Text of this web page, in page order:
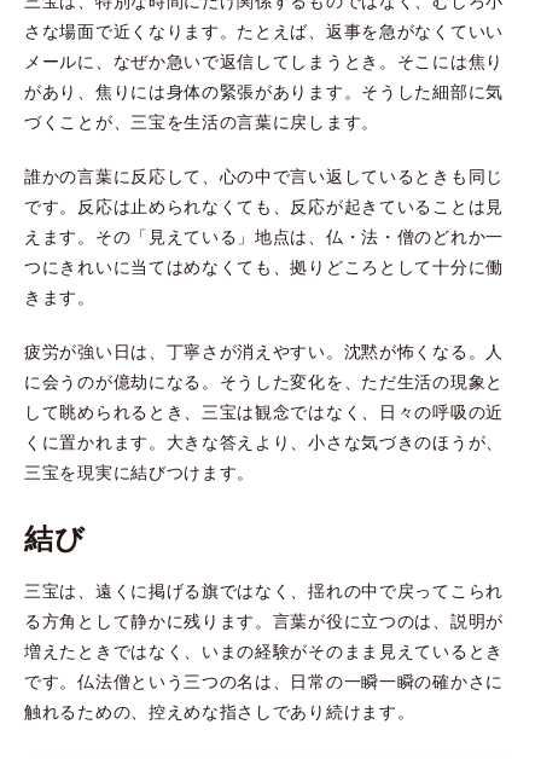
さな場面で近くなります。たとえば、返事を急がなくていい
メールに、なぜか急いで返信してしまうとき。そこには焦り
があり、焦りには身体の緊張があります。そうした細部に気
づくことが、三宝を生活の言葉に戻します。
誰かの言葉に反応して、心の中で言い返しているときも同じ
です。反応は止められなくても、反応が起きていることは見
えます。その「見えている」地点は、仏・法・僧のどれか一
つにきれいに当てはめなくても、拠りどころとして十分に働
きます。
疲労が強い日は、丁寧さが消えやすい。沈黙が怖くなる。人
に会うのが億劫になる。そうした変化を、ただ生活の現象と
して眺められるとき、三宝は観念ではなく、日々の呼吸の近
くに置かれます。大きな答えより、小さな気づきのほうが、
三宝を現実に結びつけます。
結び
三宝は、遠くに掲げる旗ではなく、揺れの中で戻ってこられ
る方角として静かに残ります。言葉が役に立つのは、説明が
増えたときではなく、いまの経験がそのまま見えているとき
です。仏法僧という三つの名は、日常の一瞬一瞬の確かさに
触れるための、控えめな指さしであり続けます。